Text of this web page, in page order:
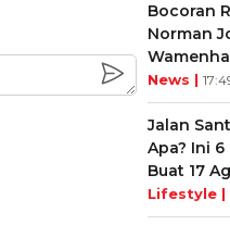
Bocoran
Norman
News |
Jalan
Apa? Ini
Buat 17
Lifestyle |